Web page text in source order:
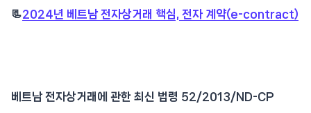
📃2024년 베트남 전자상거래 핵심, 전자 계약(e-contract)
베트남 전자상거래에 관한 최신 법령 52/2013/ND-CP